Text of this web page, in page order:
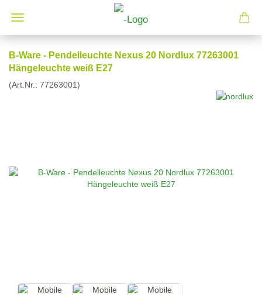
B-Ware - Pendelleuchte Nexus 20 Nordlux 77263001
Hängeleuchte weiß E27
(Art.Nr.: 77263001)